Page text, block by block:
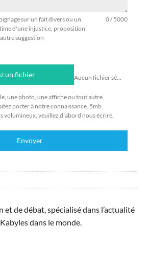
sur un fait divers ou un
d'une injustice, proposition
suggestion
0 / 5000
un fichier
Aucun fichier sélectionné
une photo, une affiche ou tout autre
porter à notre connaissance. 5mb
volumineux, veuillez d'abord nous écrire.
Envoyer
et de débat, spécialisé dans l’actualité
dans le monde.